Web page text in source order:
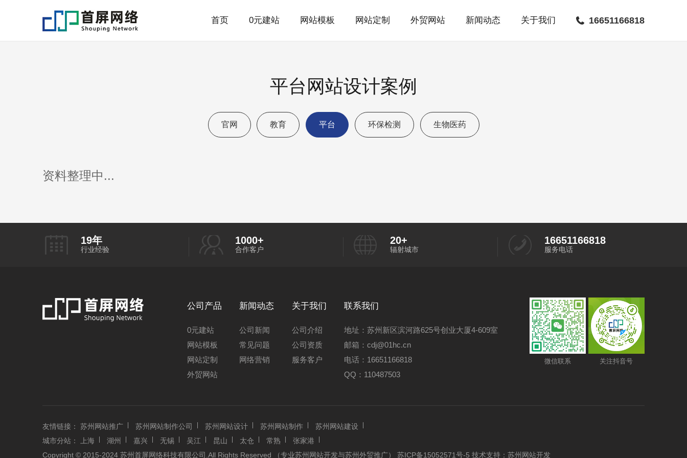
16651166818
首页 0元建站 网站模板 网站定制 外贸网站 新闻动态 关于我们
平台网站设计案例
官网 教育 平台 环保检测 生物医药
资料整理中...
19年
行业经验
1000+
合作客户
20+
辐射城市
16651166818
服务电话
公司产品
0元建站
网站模板
网站定制
外贸网站
新闻动态
公司新闻
常见问题
网络营销
关于我们
公司介绍
公司资质
服务客户
联系我们
地址：苏州新区滨河路625号创业大厦4-609室
邮箱：cdj@01hc.cn
电话：16651166818
QQ：110487503
微信联系 关注抖音号
友情链接： 苏州网站推广 苏州网站制作公司 苏州网站设计 苏州网站制作
苏州网站建设
城市分站：
上海 湖州 嘉兴 无锡 吴江 昆山 太仓 常熟
张家港
Copyright © 2015-2024 苏州首屏网络科技有限公司.All Rights Reserved （专业苏州网站开发与苏州外贸推广）
苏ICP备15052571号-5 技术支持：苏州网站开发